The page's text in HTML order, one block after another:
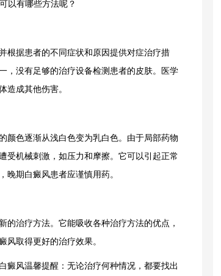
据患者的不同症状和原因提供对症治疗措
，没有足够的治疗设备检测患者的皮肤。医学
造成其他伤害。
色逐渐从浅白色变为乳白色。由于局部药物
受机械刺激，如压力和摩擦。它可以引起正常
晚期白癜风患者应谨慎用药。
治疗方法。它能吸收各种治疗方法的优点，
风取得更好的治疗效果。
风温馨提醒：无论治疗何种情况，都要找出